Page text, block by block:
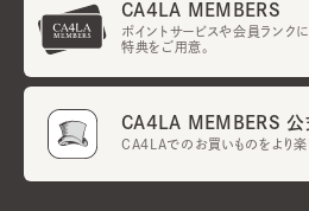
CA4LA MEMBERS
ポイントサービスや会員ランク
特典をご用意。
CA4LA MEMBERS 公
CA4LAでのお買いものをより楽